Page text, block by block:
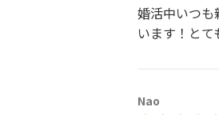
婚活中いつも
います！とて
Nao